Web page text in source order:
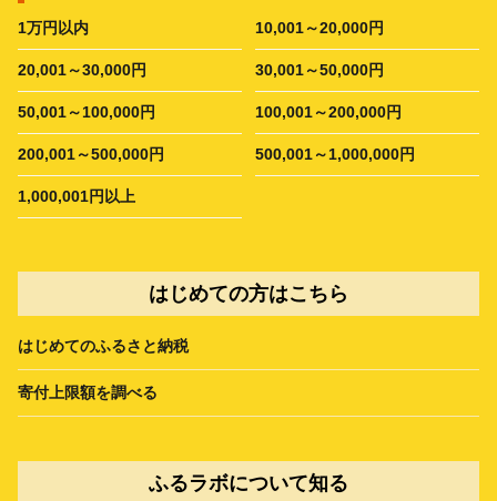
1万円以内 10,001～20,000円
20,001～30,000円 30,001～50,000円
50,001～100,000円 100,001～200,000円
200,001～500,000円 500,001～1,000,000円
1,000,001円以上
はじめての方はこちら
はじめてのふるさと納税
寄付上限額を調べる
ふるラボについて知る